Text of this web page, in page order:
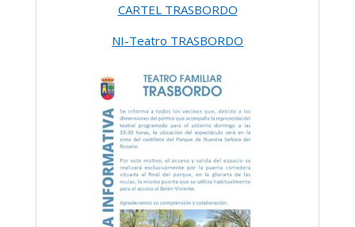
CARTEL TRASBORDO
NI-Teatro TRASBORDO